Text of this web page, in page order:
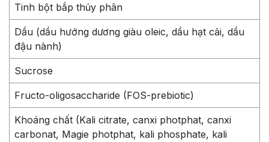
Tinh bột bắp thủy phân
Dầu (dầu hướng dương giàu oleic, dầu hạt cải, dầu
đậu nành)
Sucrose
Fructo-oligosaccharide (FOS-prebiotic)
Khoáng chất (Kali citrate, canxi photphat, canxi
carbonat, Magie photphat, kali phosphate, kali